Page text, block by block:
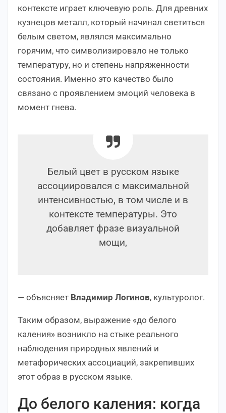
контексте играет ключевую роль. Для древних
кузнецов металл, который начинал светиться
белым светом, являлся максимально
горячим, что символизировало не только
температуру, но и степень напряженности
состояния. Именно это качество было
связано с проявлением эмоций человека в
момент гнева.
Белый цвет в русском языке
ассоциировался с максимальной
интенсивностью, в том числе и в
контексте температуры. Это
добавляет фразе визуальной
мощи,
— объясняет Владимир Логинов, культуролог.
Таким образом, выражение «до белого
каления» возникло на стыке реального
наблюдения природных явлений и
метафорических ассоциаций, закрепивших
этот образ в русском языке.
До белого каления: когда